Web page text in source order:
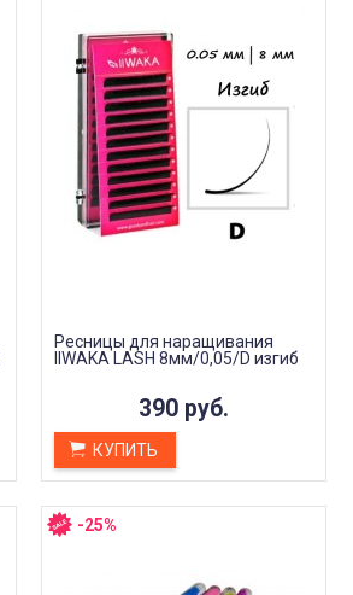
Ресницы для наращивания
IIWAKA LASH 8мм/0,05/D изгиб
390 руб.
КУПИТЬ
-25%